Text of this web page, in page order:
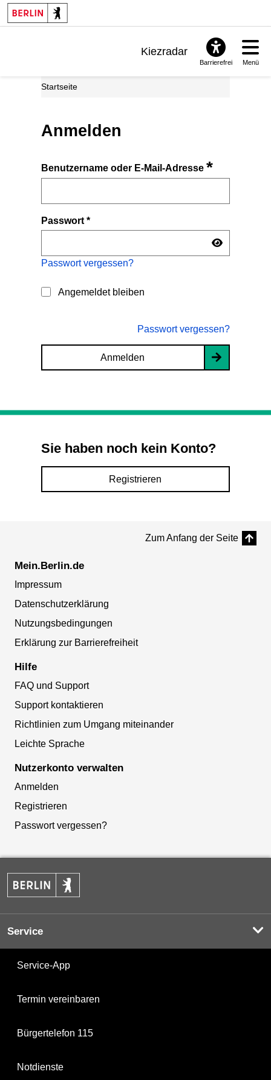
Kiezradar
Barrierefrei Menü
Startseite
Anmelden
Benutzername oder E-Mail-Adresse*
Passwort*
Passwort vergessen?
Angemeldet bleiben
Passwort vergessen?
Anmelden
Sie haben noch kein Konto?
Registrieren
Zum Anfang der Seite
Mein.Berlin.de
Impressum
Datenschutzerklärung
Nutzungsbedingungen
Erklärung zur Barrierefreiheit
Hilfe
FAQ und Support
Support kontaktieren
Richtlinien zum Umgang miteinander
Leichte Sprache
Nutzerkonto verwalten
Anmelden
Registrieren
Passwort vergessen?
Service
Service-App
Termin vereinbaren
Bürgertelefon 115
Notdienste